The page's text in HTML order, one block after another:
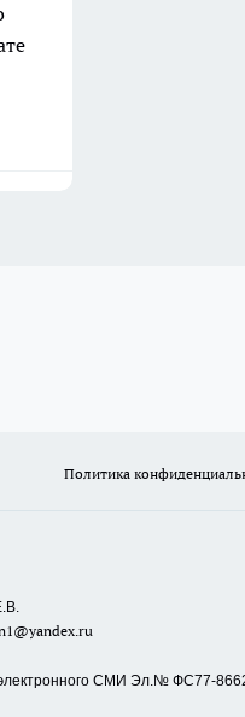
Политика
электронного СМИ Эл.№ ФС77-